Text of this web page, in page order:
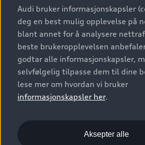
Elbiler
SUV
Stasjonsvogn
Sportback
S/RS
Konseptbiler og prototyper
Biler på lager
Finn forhandler
Bestill prøvekjøring
Kontakt forhandler
Bilgarantier
Behold nybilfølelsen
Audi Originalt tilbehør
Verkstedtjenester
Digitale tjenester
Audi digitale tjenester
Audi connect
Functions on demand
Kom i gang med myAudi
Audi Norge
Kundeservice
Audi Driving Experience
© 2026 AUDI NORGE. All Rights
Imprint
Audi bruker informasjonskapsler
deg en best mulig opplevelse på
blant annet for å analysere
beste brukeropplevelsen
godtar alle informasjonskapsler,
selvfølgelig tilpasse dem til dine
lese mer om hvordan vi bruker
informasjonskapsler her.
Aksepter alle